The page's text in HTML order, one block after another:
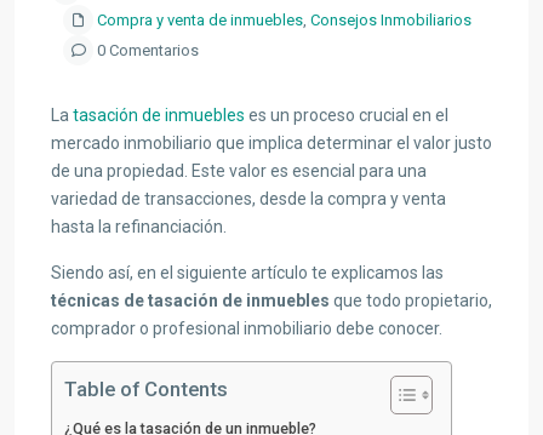
Compra y venta de inmuebles, Consejos Inmobiliarios
0 Comentarios
La tasación de inmuebles es un proceso crucial en el
mercado inmobiliario que implica determinar el valor justo
de una propiedad. Este valor es esencial para una
variedad de transacciones, desde la compra y venta
hasta la refinanciación.
Siendo así, en el siguiente artículo te explicamos las
técnicas de tasación de inmuebles que todo propietario,
comprador o profesional inmobiliario debe conocer.
Table of Contents
¿Qué es la tasación de un inmueble?